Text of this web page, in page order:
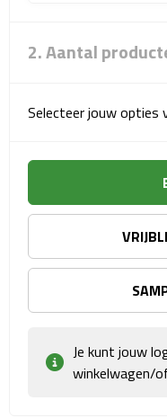
Reizen
Reisbekers
Opbergtasjes
Koffersloten
Bagageweegschalen
Bagagelabels
2. Aantal
Selecteer jouw opties
Je kunt jouw
winkelwagen/